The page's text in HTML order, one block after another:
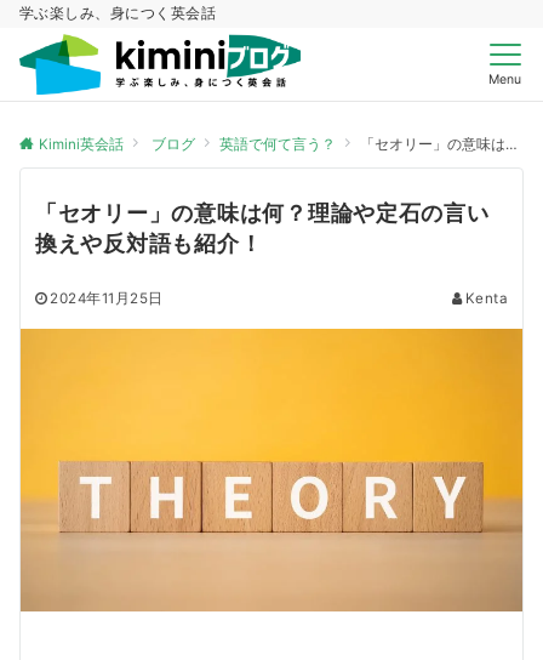
学ぶ楽しみ、身につく英会話
Menu
Kimini英会話 ブログ 英語で何て言う？ 「セオリー」の意味は何？理論や定石の言い換えや反対語も紹介！
「セオリー」の意味は何？理論や定石の言い
換えや反対語も紹介！
2024年11月25日 Kenta